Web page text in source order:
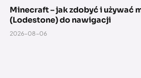
Minecraft – jak zdobyć i używać
(Lodestone) do nawigacji
2026-08-06